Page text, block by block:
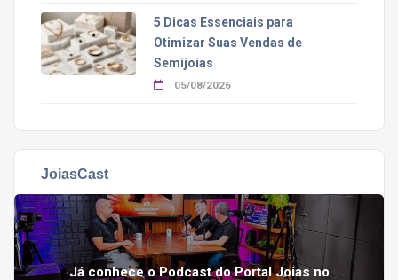
5 Dicas Essenciais para
Otimizar Suas Vendas de
Semijoias
05/08/2026
JoiasCast
Já conhece o Podcast do Portal Joias no